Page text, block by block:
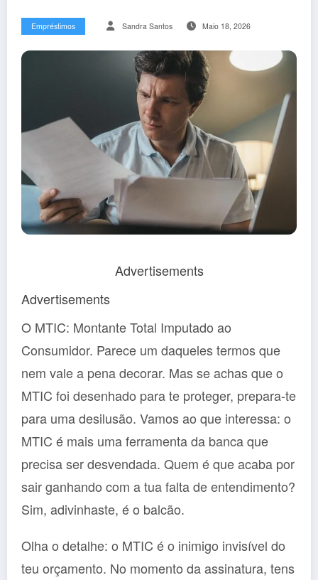
Empréstimos Sandra Santos Maio 18, 2026
Advertisements
Advertisements
O MTIC: Montante Total Imputado ao
Consumidor. Parece um daqueles termos que
nem vale a pena decorar. Mas se achas que o
MTIC foi desenhado para te proteger, prepara-te
para uma desilusão. Vamos ao que interessa: o
MTIC é mais uma ferramenta da banca que
precisa ser desvendada. Quem é que acaba por
sair ganhando com a tua falta de entendimento?
Sim, adivinhaste, é o balcão.
Olha o detalhe: o MTIC é o inimigo invisível do
teu orçamento. No momento da assinatura, tens